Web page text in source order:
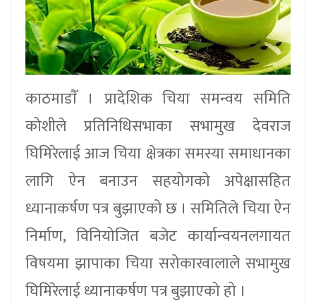
काठमाडाैँ । प्रादेशिक चिया समन्वय समिति
कोशीले प्रतिनिधिसभाका सभामुख देवराज
घिमिरेलाई आज चिया क्षेत्रका समस्या समाधानका
लागि ऐन बनाउन सहयोगको अपेक्षासहित
ध्यानाकर्षण पत्र बुझाएको छ । समितिले चिया ऐन
निर्माण, विनियोजित बजेट कार्यान्वयनलगायत
विषयमा झापाका चिया सरोकारवालाले सभामुख
घिमिरेलाई ध्यानाकर्षण पत्र बुझाएको हो ।